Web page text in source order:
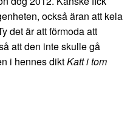
också äran att kela
det är att förmoda att
att den inte skulle gå
i hennes diktKatt i tom